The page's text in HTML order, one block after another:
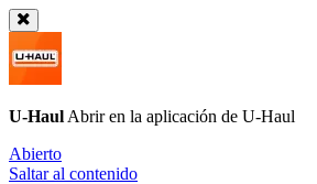
U-Haul Abrir en la aplicación de U-Haul
Abierto
Saltar al contenido